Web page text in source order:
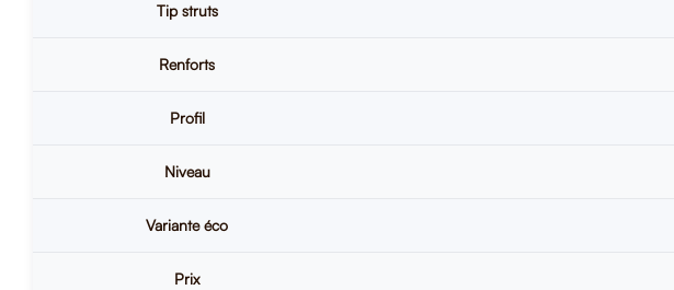
Tip struts
Renforts
Profil
Niveau
Variante éco
Prix